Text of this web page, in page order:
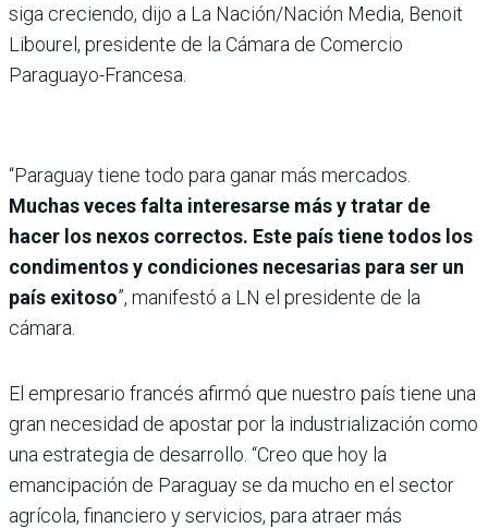
siga creciendo, dijo a La Nación/Nación Media, Benoit
Libourel, presidente de la Cámara de Comercio
Paraguayo-Francesa.
“Paraguay tiene todo para ganar más mercados.
Muchas veces falta interesarse más y tratar de
hacer los nexos correctos. Este país tiene todos los
condimentos y condiciones necesarias para ser un
país exitoso”, manifestó a LN el presidente de la
cámara.
El empresario francés afirmó que nuestro país tiene una
gran necesidad de apostar por la industrialización como
una estrategia de desarrollo. “Creo que hoy la
emancipación de Paraguay se da mucho en el sector
agrícola, financiero y servicios, para atraer más